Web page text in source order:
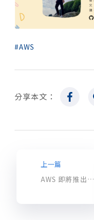
AWS
分享本文：
上一篇
AWS 即將推出 AWS KMS 外部密鑰存儲 (XKS)